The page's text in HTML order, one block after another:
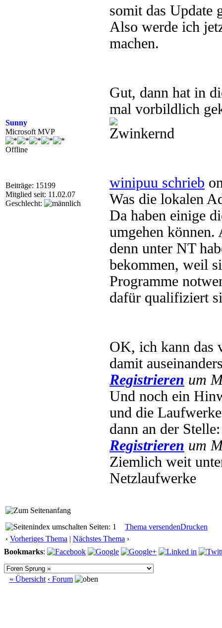
Sunny
Microsoft MVP
Offline
Beiträge: 15199
Mitglied seit: 11.02.07
Geschlecht:
somit das
Also werde ich
machen.
Gut, dann hat in
mal vorbildlich
winipuu schrieb
Was die lokalen
Da haben einige
umgehen
denn unter NT
bekommen, weil
Programme
dafür qualifiziert
OK, ich kann das
damit
Registrieren um
Und noch ein
und die
dann an der
Registrieren um
Ziemlich weit
Netzlaufwerke
Seiten: 1 Thema versendenDrucken
‹ Vorheriges Thema | Nächstes Thema ›
Bookmarks:
« Übersicht ‹ Forum